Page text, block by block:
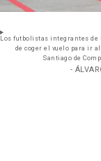
Los futbolistas integrantes de
de coger el vuelo para ir
Santiago de
-